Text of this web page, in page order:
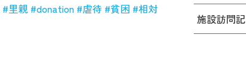
#里親 #donation #虐待 #貧困 #相対
施設訪問記